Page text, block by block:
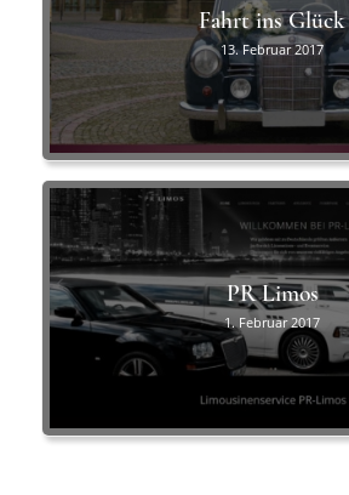
Fahrt ins Glück
13. Februar 2017
PR Limos
1. Februar 2017